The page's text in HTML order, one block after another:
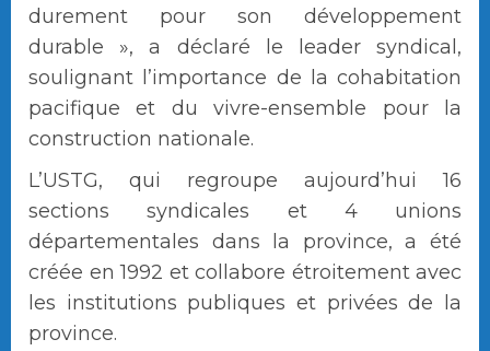
durement pour son développement
durable », a déclaré le leader syndical,
soulignant l’importance de la cohabitation
pacifique et du vivre-ensemble pour la
construction nationale.
L’USTG, qui regroupe aujourd’hui 16
sections syndicales et 4 unions
départementales dans la province, a été
créée en 1992 et collabore étroitement avec
les institutions publiques et privées de la
province.